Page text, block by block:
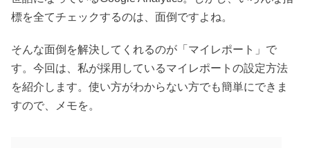
標を全てチェックするのは、面倒ですよね。
そんな面倒を解決してくれるのが「マイレポート」で
す。今回は、私が採用しているマイレポートの設定方法
を紹介します。使い方がわからない方でも簡単にできま
すので、メモを。